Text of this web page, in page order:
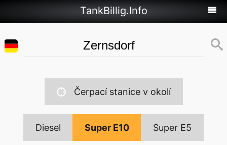
TankBillig.Info
Čerpací stanice v okolí
Diesel Super E10 Super E5